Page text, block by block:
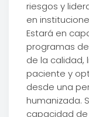
riesgos y
en
Estará en
programas
de la calidad,
paciente y
desde una
humanizada.
capacidad